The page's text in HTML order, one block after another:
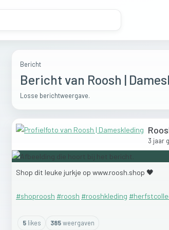
Bericht
Bericht van Roosh |
Losse berichtweergave.
3 jaar
Shop dit leuke jurkje op www.roosh.shop 🖤
#shoproosh #roosh #rooshkleding
5likes 385weergaven